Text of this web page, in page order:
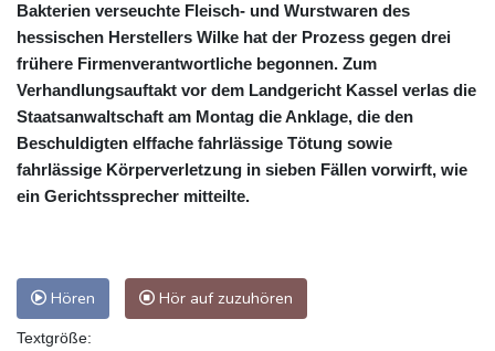
Bakterien verseuchte Fleisch- und Wurstwaren des
hessischen Herstellers Wilke hat der Prozess gegen drei
frühere Firmenverantwortliche begonnen. Zum
Verhandlungsauftakt vor dem Landgericht Kassel verlas die
Staatsanwaltschaft am Montag die Anklage, die den
Beschuldigten elffache fahrlässige Tötung sowie
fahrlässige Körperverletzung in sieben Fällen vorwirft, wie
ein Gerichtssprecher mitteilte.
Hören Hör auf zuzuhören
Textgröße: